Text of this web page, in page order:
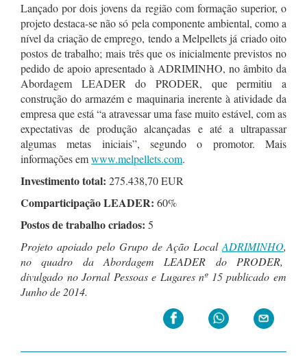
Lançado por dois jovens da região com formação superior, o
projeto destaca-se não só pela componente ambiental, como a
nível da criação de emprego, tendo a Melpellets já criado oito
postos de trabalho; mais três que os inicialmente previstos no
pedido de apoio apresentado à ADRIMINHO, no âmbito da
Abordagem LEADER do PRODER, que permitiu a
construção do armazém e maquinaria inerente à atividade da
empresa que está “a atravessar uma fase muito estável, com as
expectativas de produção alcançadas e até a ultrapassar
algumas metas iniciais”, segundo o promotor. Mais
informações emwww.melpellets.com.
Investimento total: 275.438,70 EUR
Comparticipação LEADER: 60%
Postos de trabalho criados: 5
Projeto apoiado pelo Grupo de Ação Local ADRIMINHO,
no quadro da Abordagem LEADER do PRODER,
divulgado no Jornal Pessoas e Lugares nº 15 publicado em
Junho de 2014.